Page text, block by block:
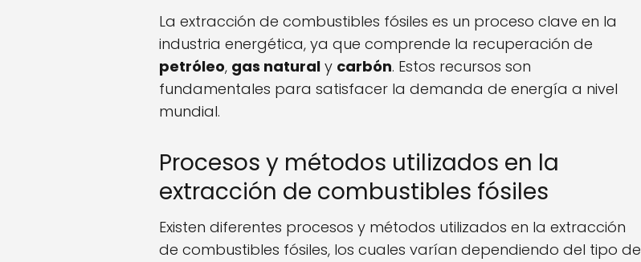
La extracción de combustibles fósiles es un proceso clave en la
industria energética, ya que comprende la recuperación de
petróleo, gas natural y carbón. Estos recursos son
fundamentales para satisfacer la demanda de energía a nivel
mundial.
Procesos y métodos utilizados en la
extracción de combustibles fósiles
Existen diferentes procesos y métodos utilizados en la extracción
de combustibles fósiles, los cuales varían dependiendo del tipo de